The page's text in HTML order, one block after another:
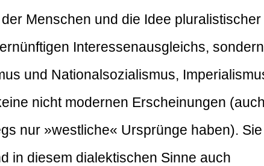
Menschen und die Idee pluralistischer
Interessenausgleichs,
und Nationalsozialismus,
nicht modernen Erscheinungen
nur »westliche« Ursprünge haben).
in diesem dialektischen Sinne auch